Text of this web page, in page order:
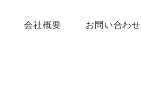
会社概要 お問い合わせ